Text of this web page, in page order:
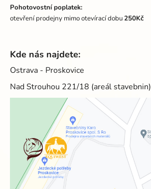
Pohotovostní poplatek:
otevření prodejny mimo otevírací dobu250Kč
Kde nás najdete:
Ostrava - Proskovice
Nad Strouhou 221/18 (areál stavebnin)